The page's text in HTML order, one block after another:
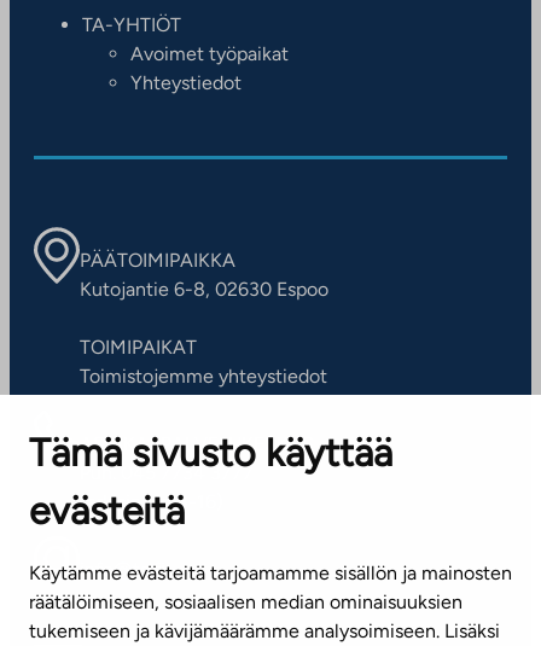
Tämä sivusto käyttää
evästeitä
Käytämme evästeitä tarjoamamme sisällön ja mainosten
räätälöimiseen, sosiaalisen median ominaisuuksien
tukemiseen ja kävijämäärämme analysoimiseen. Lisäksi
TA-YHTIÖT
Avoimet työpaikat
Yhteystiedot
PÄÄTOIMIPAIKKA
Kutojantie 6-8, 02630 Espoo
TOIMIPAIKAT
Toimistojemme yhteystiedot
ASIAKASPALVELUKESKUS
Puh. 045 7734 3777
(arkisin klo 8-16)
info@ta.fi